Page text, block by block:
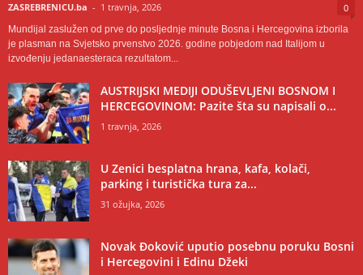
ZASREBRENICU.ba - 1 travnja, 2026 0
Mundijal zaslužen od prve do posljednje minute Bosna i Hercegovina izborila
je plasman na Svjetsko prvenstvo 2026. godine pobjedom nad Italijom u
izvođenju jedanaesteraca rezultatom...
AUSTRIJSKI MEDIJI ODUŠEVLJENI BOSNOM I
HERCEGOVINOM: Pazite šta su napisali o...
1 travnja, 2026
U Zenici besplatna hrana, kafa, kolači,
parking i turistička tura za...
31 ožujka, 2026
Novak Đoković uputio posebnu poruku Bosni
i Hercegovini i Edinu Džeki